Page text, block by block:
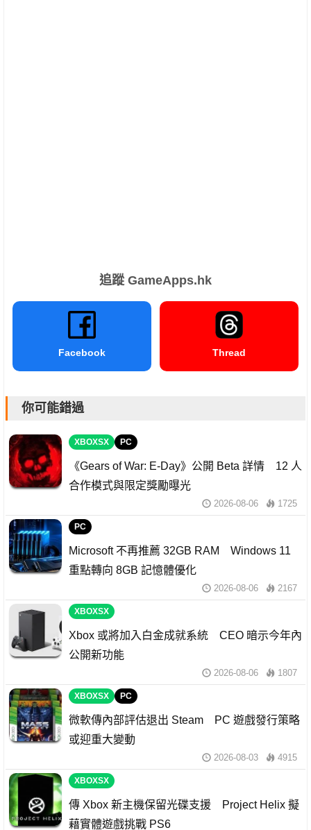
追蹤 GameApps.hk
Facebook Thread
你可能錯過
XBOXSX PC
《Gears of War: E-Day》公開 Beta 詳情 12 人
合作模式與限定獎勵曝光
2026-08-06 1725
PC
Microsoft 不再推薦 32GB RAM Windows 11
重點轉向 8GB 記憶體優化
2026-08-06 2167
XBOXSX
Xbox 或將加入白金成就系統 CEO 暗示今年內
公開新功能
2026-08-06 1807
XBOXSX PC
微軟傳內部評估退出 Steam PC 遊戲發行策略
或迎重大變動
2026-08-03 4915
XBOXSX
傳 Xbox 新主機保留光碟支援 Project Helix 擬
藉實體遊戲挑戰 PS6